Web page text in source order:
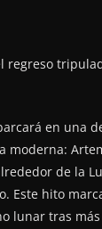
en una
moderna:
de la
Este hito
lunar tras